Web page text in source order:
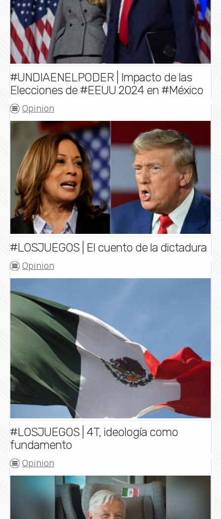
#UNDIAENELPODER | Impacto de las
Elecciones de #EEUU 2024 en #México
Opinion
#LOSJUEGOS | El cuento de la dictadura
Opinion
#LOSJUEGOS | 4T, ideología como
fundamento
Opinion